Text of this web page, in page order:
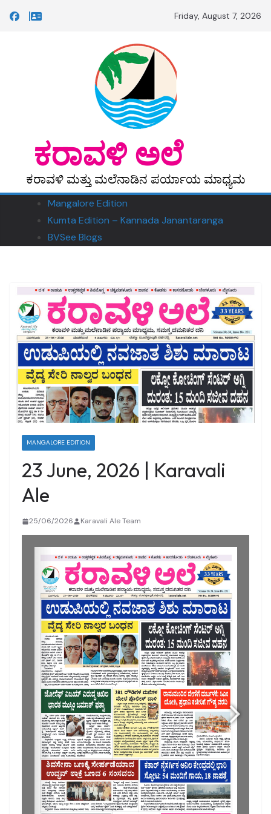
Friday, August 7, 2026
‎ ‎‎ಕರಾವಳಿ ಅಲೆ
ಕರಾವಳಿ ಮತ್ತು ಮಲೆನಾಡಿನ ಪರ್ಯಾಯ ಮಾಧ್ಯಮ
Mangalore Edition
Kumta Edition – Kannada Janantaranga
BVSee Blogs
MANGALORE EDITION
23 June, 2026 | Karavali
Ale
25/06/2026 Karavali Ale Team